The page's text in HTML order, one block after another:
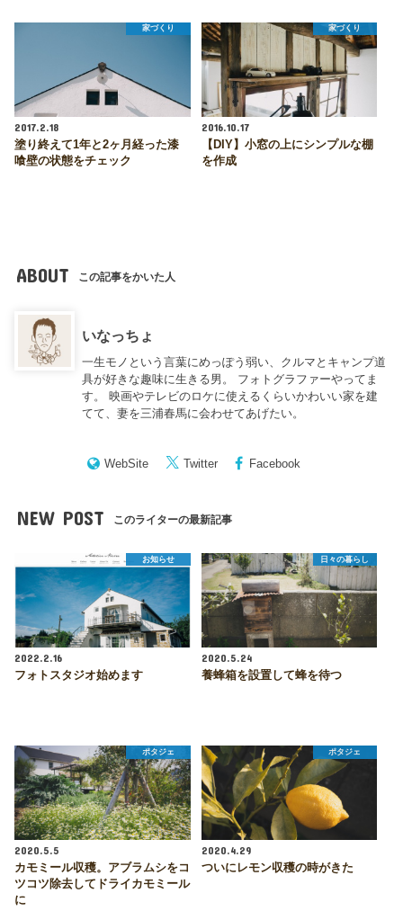
家づくり
2017.2.18
塗り終えて1年と2ヶ月経った漆
喰壁の状態をチェック
家づくり
2016.10.17
【DIY】小窓の上にシンプルな棚
を作成
ABOUT この記事をかいた人
いなっちょ
一生モノという言葉にめっぽう弱い、クルマとキャンプ道
具が好きな趣味に生きる男。 フォトグラファーやってま
す。 映画やテレビのロケに使えるくらいかわいい家を建
てて、妻を三浦春馬に会わせてあげたい。
WebSite Twitter Facebook
NEW POST このライターの最新記事
お知らせ
2022.2.16
フォトスタジオ始めます
日々の暮らし
2020.5.24
養蜂箱を設置して蜂を待つ
ポタジェ
2020.5.5
カモミール収穫。アブラムシをコ
ツコツ除去してドライカモミール
に
ポタジェ
2020.4.29
ついにレモン収穫の時がきた